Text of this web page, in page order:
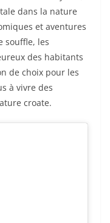
dans la nature
et aventures
souffle, les
des habitants
de choix pour les
à vivre des
croate.